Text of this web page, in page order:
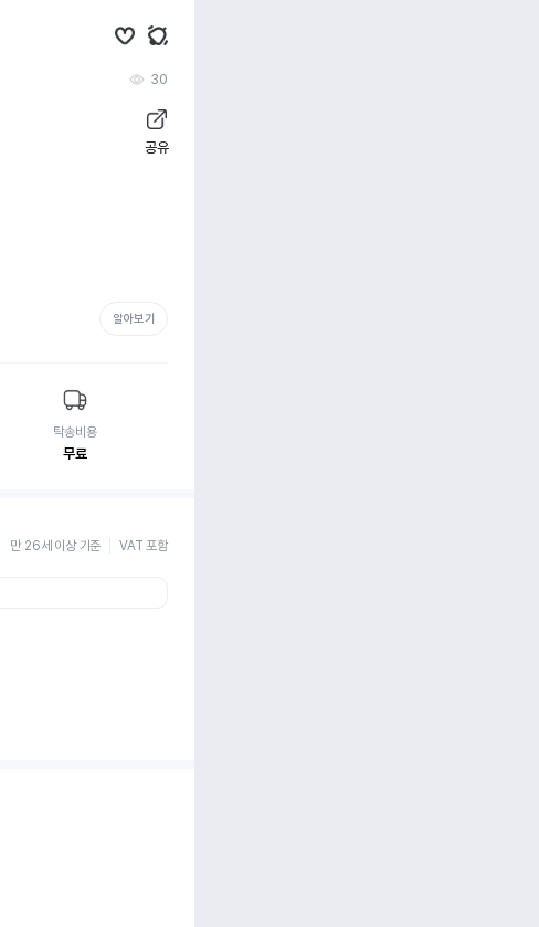
30
공유
알아보기
탁송비용
무료
만 26세 이상 기준 VAT 포함